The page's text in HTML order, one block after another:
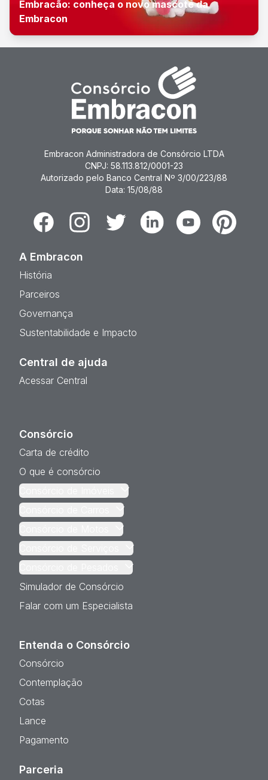
Embracão: conheça o novo mascote da
Embracon
Embracon Administradora de Consórcio LTDA
CNPJ: 58.113.812/0001-23
Autorizado pelo Banco Central Nº 3/00/223/88
Data: 15/08/88
FacebookInstagramTwitter LinkedinYoutubePinterest
A Embracon
História
Parceiros
Governança
Sustentabilidade e Impacto
Central de ajuda
Acessar Central
Consórcio
Carta de crédito
O que é consórcio
Simulador de Consórcio
Falar com um Especialista
Entenda o Consórcio
Consórcio
Contemplação
Cotas
Lance
Pagamento
Parceria